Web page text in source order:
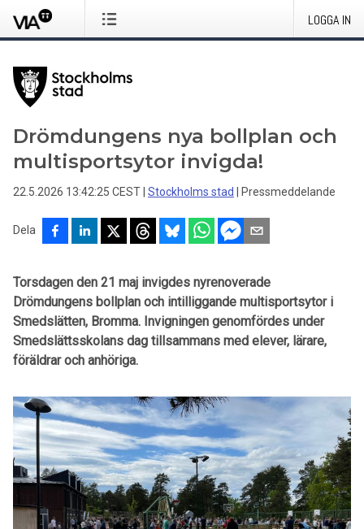
LOGGA IN
Drömdungens nya bollplan och
multisportsytor invigda!
22.5.2026 13:42:25 CEST Stockholms stad Pressmeddelande
Dela
Torsdagen den 21 maj invigdes nyrenoverade
Drömdungens bollplan och intilliggande multisportsytor i
Smedslätten, Bromma. Invigningen genomfördes under
Smedslättsskolans dag tillsammans med elever, lärare,
föräldrar och anhöriga.